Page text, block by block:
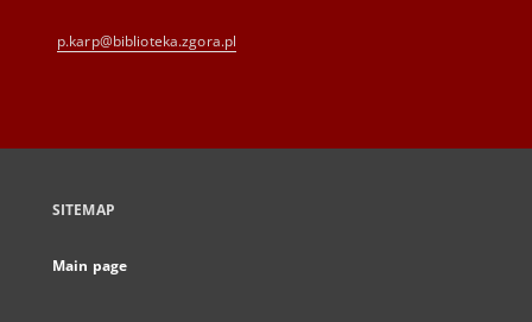
p.karp@biblioteka.zgora.pl
SITEMAP
Main page